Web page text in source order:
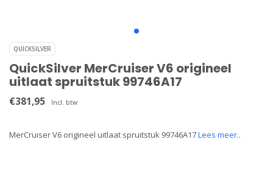
QUICKSILVER
QuickSilver MerCruiser V6 origineel
uitlaat spruitstuk 99746A17
€381,95 Incl. btw
MerCruiser V6 origineel uitlaat spruitstuk 99746A17Lees meer..